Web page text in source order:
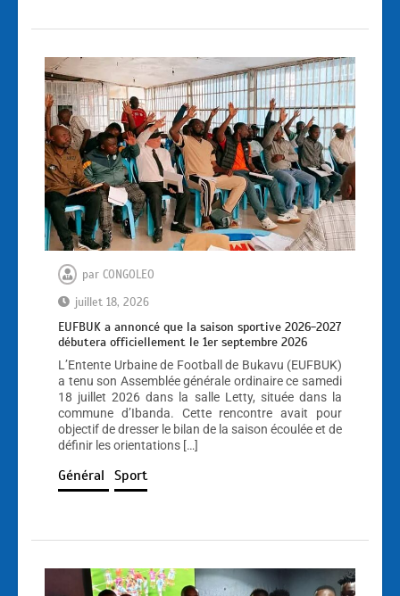
par CONGOLEO
juillet 18, 2026
EUFBUK a annoncé que la saison sportive 2026-2027
débutera officiellement le 1er septembre 2026
L’Entente Urbaine de Football de Bukavu (EUFBUK)
a tenu son Assemblée générale ordinaire ce samedi
18 juillet 2026 dans la salle Letty, située dans la
commune d’Ibanda. Cette rencontre avait pour
objectif de dresser le bilan de la saison écoulée et de
définir les orientations […]
Général Sport